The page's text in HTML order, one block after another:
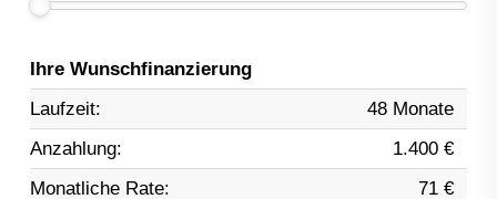
Ihre Wunschfinanzierung
Laufzeit:
48 Monate
Anzahlung:
1.400 €
Monatliche Rate:
71 €